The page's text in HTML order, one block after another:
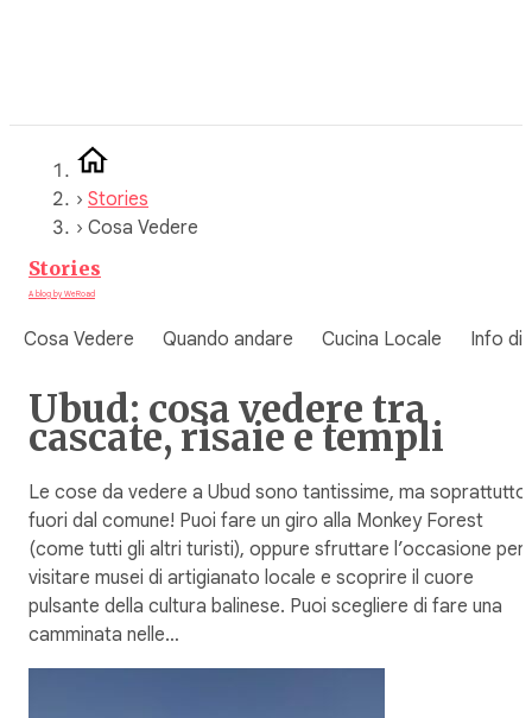
› Stories
› Cosa Vedere
Stories
A blog by WeRoad
Cosa Vedere Quando andare Cucina Locale Info di
Ubud: cosa vedere tra
cascate, risaie e templi
Le cose da vedere a Ubud sono tantissime, ma soprattutto
fuori dal comune! Puoi fare un giro alla Monkey Forest
(come tutti gli altri turisti), oppure sfruttare l’occasione per
visitare musei di artigianato locale e scoprire il cuore
pulsante della cultura balinese. Puoi scegliere di fare una
camminata nelle…